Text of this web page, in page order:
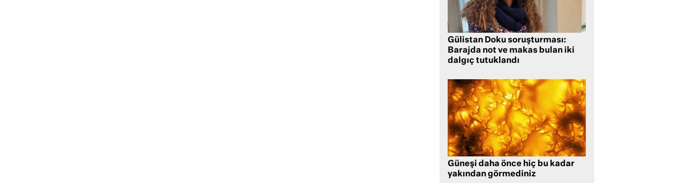
Gülistan Doku soruşturması:
Barajda not ve makas bulan iki
dalgıç tutuklandı
Güneşi daha önce hiç bu kadar
yakından görmediniz